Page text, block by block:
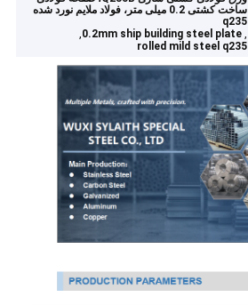
ساخت کشتی 0.2 میلی متر، فولاد ملایم نورد شده
q235
,
0.2mm ship building steel plate
,
rolled mild steel q235